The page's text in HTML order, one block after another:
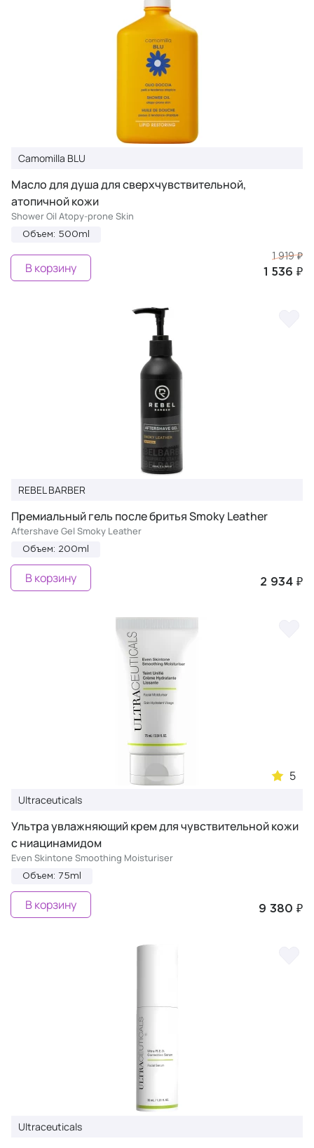
Camomilla BLU
Масло для душа для сверхчувствительной,
атопичной кожи
Shower Oil Atopy-prone Skin
Объем: 500ml
1 919 ₽
1 536 ₽
В корзину
REBEL BARBER
Премиальный гель после бритья Smoky Leather
Aftershave Gel Smoky Leather
Объем: 200ml
2 934 ₽
В корзину
5
Ultraceuticals
Ультра увлажняющий крем для чувствительной кожи
с ниацинамидом
Even Skintone Smoothing Moisturiser
Объем: 75ml
9 380 ₽
В корзину
Ultraceuticals